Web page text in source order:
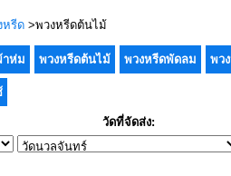
หรีด >พวงหรีดต้นไม้
าห่ม พวงหรีดต้นไม้ พวงหรีดพัดลม พว
วัดที่จัดส่ง: